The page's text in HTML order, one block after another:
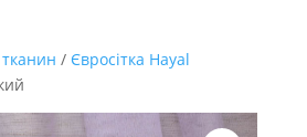
/ Євросітка Hayal